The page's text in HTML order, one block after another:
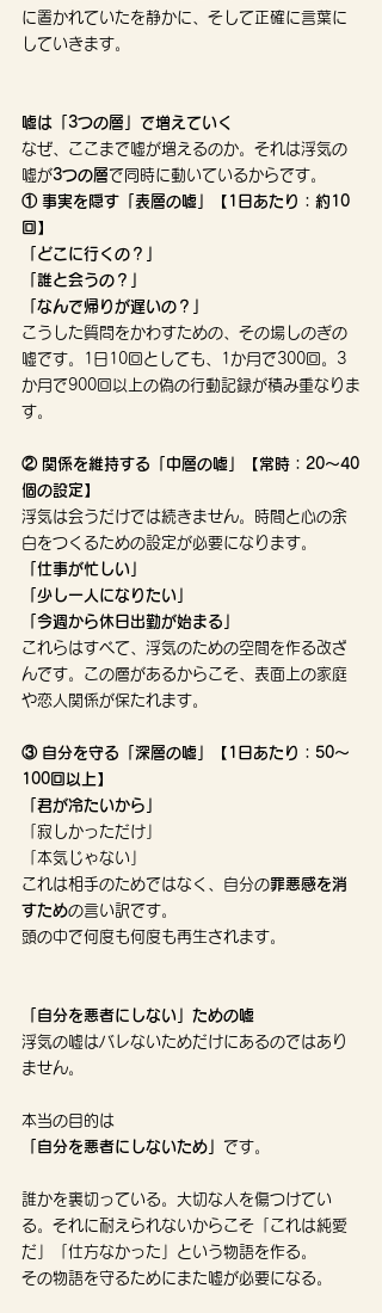
に置かれていたを静かに、そして正確に言葉に
していきます。
嘘は「3つの層」で増えていく
なぜ、ここまで嘘が増えるのか。それは浮気の
嘘が3つの層で同時に動いているからです。
① 事実を隠す「表層の嘘」【1日あたり：約10
回】
「どこに行くの？」
「誰と会うの？」
「なんで帰りが遅いの？」
こうした質問をかわすための、その場しのぎの
嘘です。1日10回としても、1か月で300回。3
か月で900回以上の偽の行動記録が積み重なりま
す。
② 関係を維持する「中層の嘘」【常時：20〜40
個の設定】
浮気は会うだけでは続きません。時間と心の余
白をつくるための設定が必要になります。
「仕事が忙しい」
「少し一人になりたい」
「今週から休日出勤が始まる」
これらはすべて、浮気のための空間を作る改ざ
んです。この層があるからこそ、表面上の家庭
や恋人関係が保たれます。
③ 自分を守る「深層の嘘」【1日あたり：50〜
100回以上】
「君が冷たいから」
「寂しかっただけ」
「本気じゃない」
これは相手のためではなく、自分の罪悪感を消
すための言い訳です。
頭の中で何度も何度も再生されます。
「自分を悪者にしない」ための嘘
浮気の嘘はバレないためだけにあるのではあり
ません。
本当の目的は
「自分を悪者にしないため」 です。
誰かを裏切っている。大切な人を傷つけてい
る。それに耐えられないからこそ「これは純愛
だ」「仕方なかった」という物語を作る。
その物語を守るためにまた嘘が必要になる。